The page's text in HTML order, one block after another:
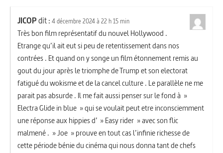
JICOPdit : 4 décembre 2024 à 22 h 15 min
Très bon film représentatif du nouvel Hollywood .
Etrange qu’il ait eut si peu de retentissement dans nos
contrées . Et quand on y songe un film étonnement remis au
gout du jour après le triomphe de Trump et son electorat
fatigué du wokisme et de la cancel culture . Le parallèle ne me
parait pas absurde . Il me fait aussi penser sur le fond à »
Electra Glide in blue » qui se voulait peut etre inconsciemment
une réponse aux hippies d’ » Easy rider » avec son flic
malmené . » Joe » prouve en tout cas l’infinie richesse de
cette période bénie du cinéma qui nous donna tant de chefs